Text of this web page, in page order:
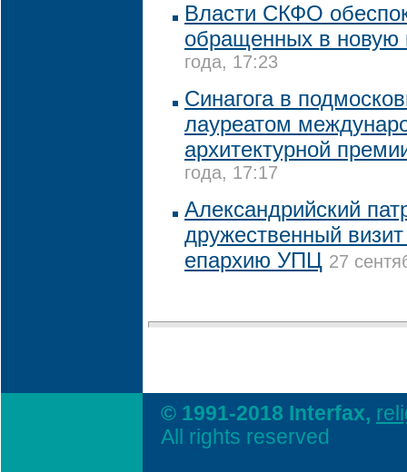
Власти СКФО
обращенных в новую
года, 17:23
Синагога в
лауреатом
архитектурной
года, 17:17
Александрийский
дружественный
епархию УПЦ 27
© 1991-2018 Interfax,
All rights reserved